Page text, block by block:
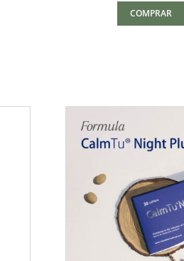
COMPRAR